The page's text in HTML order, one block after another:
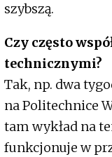
szybszą.
Czy często
technicznymi?
Tak, np. dwa
na Politechnice
tam wykład na
funkcjonuje w